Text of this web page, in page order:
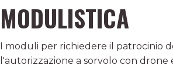
MODULISTICA
I moduli per richiedere il patrocinio
l'autorizzazione a sorvolo con